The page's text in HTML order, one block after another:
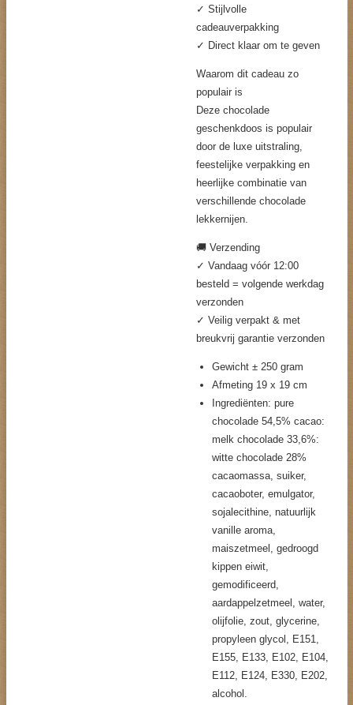
✓ Stijlvolle
cadeauverpakking
✓ Direct klaar om te geven
Waarom dit cadeau zo
populair is
Deze chocolade
geschenkdoos is populair
door de luxe uitstraling,
feestelijke verpakking en
heerlijke combinatie van
verschillende chocolade
lekkernijen.
🚚 Verzending
✓ Vandaag vóór 12:00
besteld = volgende werkdag
verzonden
✓ Veilig verpakt & met
breukvrij garantie verzonden
Gewicht ± 250 gram
Afmeting 19 x 19 cm
Ingrediënten: pure
chocolade 54,5% cacao:
melk chocolade 33,6%:
witte chocolade 28%
cacaomassa, suiker,
cacaoboter, emulgator,
sojalecithine, natuurlijk
vanille aroma,
maiszetmeel, gedroogd
kippen eiwit,
gemodificeerd,
aardappelzetmeel, water,
olijfolie, zout, glycerine,
propyleen glycol, E151,
E155, E133, E102, E104,
E112, E124, E330, E202,
alcohol.